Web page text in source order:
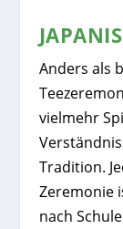
Anders als
vielmehr
Tradition.
Zeremonie
nach